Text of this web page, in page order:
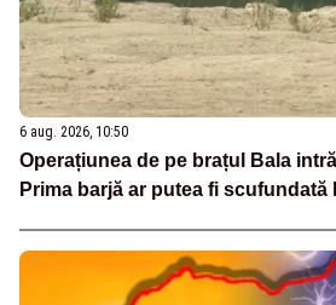
6 aug. 2026, 10:50
Operațiunea de pe brațul Bala
Prima barjă ar putea fi scufundată